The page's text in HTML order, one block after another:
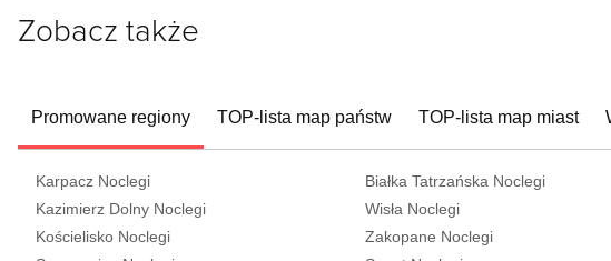
Zobacz także
Promowane regiony TOP-lista map państw TOP-lista map miast
Karpacz Noclegi
Kazimierz Dolny Noclegi
Kościelisko Noclegi
Białka Tatrzańska Noclegi
Wisła Noclegi
Zakopane Noclegi